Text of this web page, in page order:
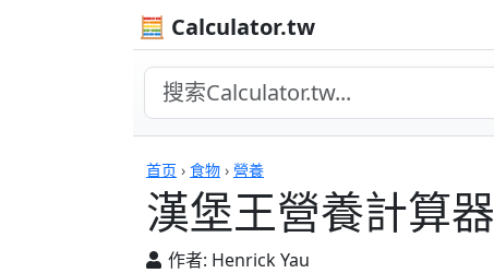
🧮 Calculator.tw
首页 › 食物 › 營養
漢堡王營養計算器
作者: Henrick Yau
計算機